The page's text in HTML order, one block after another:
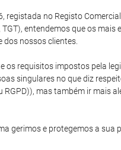
registada no Registo
entendemos que os
nossos clientes.
requisitos impostos pela
singulares no que diz
mas também ir mais
gerimos e protegemos a sua